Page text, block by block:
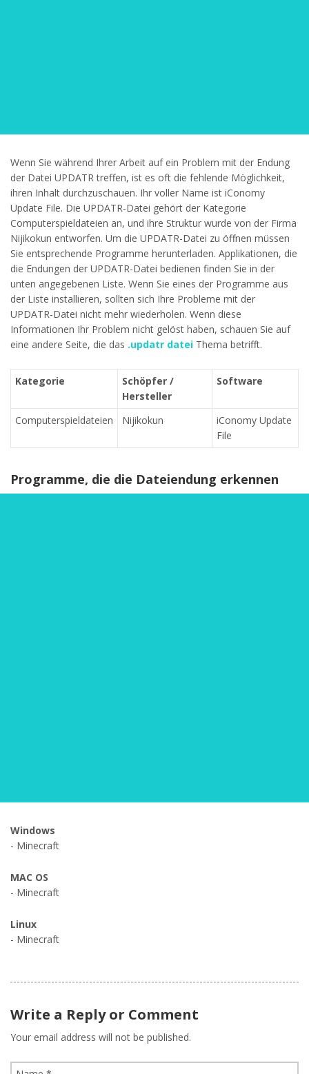
Wenn Sie während Ihrer Arbeit auf ein Problem mit der Endung
der Datei UPDATR treffen, ist es oft die fehlende Möglichkeit,
ihren Inhalt durchzuschauen. Ihr voller Name ist iConomy
Update File. Die UPDATR-Datei gehört der Kategorie
Computerspieldateien an, und ihre Struktur wurde von der Firma
Nijikokun entworfen. Um die UPDATR-Datei zu öffnen müssen
Sie entsprechende Programme herunterladen. Applikationen, die
die Endungen der UPDATR-Datei bedienen finden Sie in der
unten angegebenen Liste. Wenn Sie eines der Programme aus
der Liste installieren, sollten sich Ihre Probleme mit der
UPDATR-Datei nicht mehr wiederholen. Wenn diese
Informationen Ihr Problem nicht gelöst haben, schauen Sie auf
eine andere Seite, die das .updatr datei Thema betrifft.
Kategorie
Schöpfer /
Hersteller
Software
Computerspieldateien Nijikokun
iConomy Update
File
Programme, die die Dateiendung erkennen
Windows
- Minecraft
MAC OS
- Minecraft
Linux
- Minecraft
Write a Reply or Comment
Your email address will not be published.